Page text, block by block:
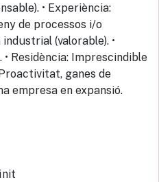
• Experiència:
de processos i/o
(valorable). •
Residència: Imprescindible
ganes de
empresa en expansió.